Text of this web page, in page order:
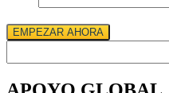
EMPEZAR AHORA